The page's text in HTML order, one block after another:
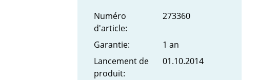
Numéro
d'article:
273360
Garantie:
1 an
Lancement de
produit:
01.10.2014